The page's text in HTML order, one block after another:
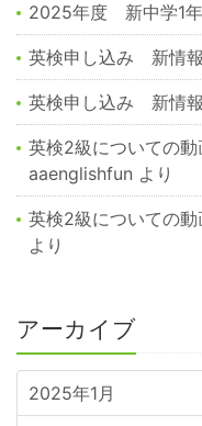
2025年度 新中学1年
英検申し込み 新情報
英検申し込み 新情報
英検2級についての動
aaenglishfun より
英検2級についての動
より
アーカイブ
2025年1月